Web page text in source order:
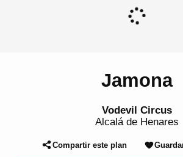
Jamona
Vodevil Circus
Alcalá de Henares
Compartir este plan